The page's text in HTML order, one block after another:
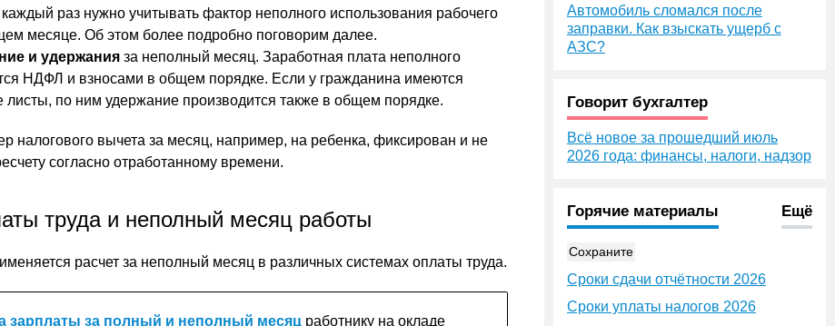
каждый раз нужно учитывать фактор неполного использования рабочего
месяце. Об этом более подробно поговорим далее.
и удержания за неполный месяц. Заработная плата неполного
НДФЛ и взносами в общем порядке. Если у гражданина имеются
листы, по ним удержание производится также в общем порядке.
налогового вычета за месяц, например, на ребенка, фиксирован и не
согласно отработанному времени.
труда и неполный месяц работы
расчет за неполный месяц в различных системах оплаты труда.
зарплаты за полный и неполный месяц работнику на окладе
Автомобиль сломался после
заправки. Как взыскать ущерб с
АЗС?
Говорит бухгалтер
Всё новое за прошедший июль
2026 года: финансы, налоги, надзор
Горячие материалы Ещё
Сохраните
Сроки сдачи отчётности 2026
Сроки уплаты налогов 2026